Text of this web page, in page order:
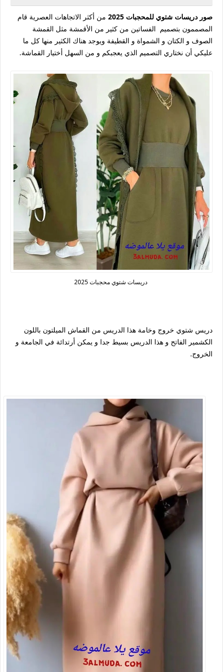
صور دريسات شتوي للمحجبات 2025
من أكثر الاتجاهات العصرية قام
المصممون بتصميم الفساتين من كثير من الأقمشة مثل القمشة
الصوف و الكتان و الشمواة و القطيفة ويوجد هناك الكثير منها كل ما
عليكي أن نختاري التصميم الذي يعجبكم و من السهل أختيار القماشة.
دريسات شتوي محجبات 2025
دريس شتوي خروج وخامة هذا الدريس من القماش الميلتون باللون
الكشمير الفاتح و هذا الدريس بسيط جدا و يمكن أرتدائة في الجامعة و
الخروج.